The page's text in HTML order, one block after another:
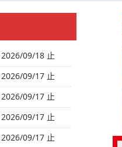
2026/09/18 止
2026/09/17 止
2026/09/17 止
2026/09/17 止
2026/09/17 止